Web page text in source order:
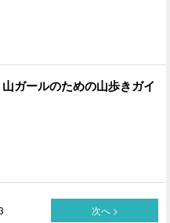
ガールのための山歩きガイ
次へ >